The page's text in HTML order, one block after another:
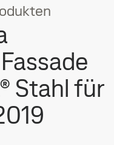
Stahl für